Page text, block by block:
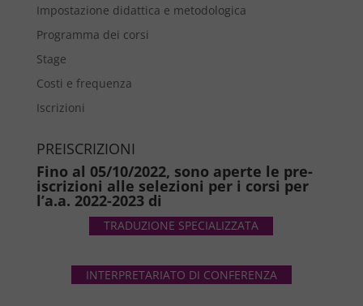
Impostazione didattica e metodologica
Programma dei corsi
Stage
Costi e frequenza
Iscrizioni
PREISCRIZIONI
Fino al 05/10/2022, sono aperte le pre-
iscrizioni alle selezioni per i corsi per
l’a.a. 2022-2023 di
TRADUZIONE SPECIALIZZATA
INTERPRETARIATO DI CONFERENZA